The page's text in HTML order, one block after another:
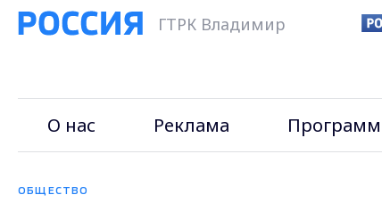
ГТРК Владимир
О нас Реклама
ОБЩЕСТВО